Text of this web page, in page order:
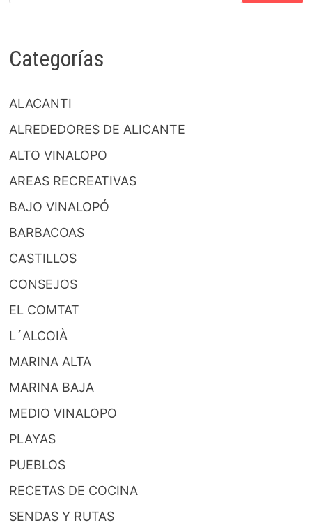
Categorías
ALACANTI
ALREDEDORES DE ALICANTE
ALTO VINALOPO
AREAS RECREATIVAS
BAJO VINALOPÓ
BARBACOAS
CASTILLOS
CONSEJOS
EL COMTAT
L´ALCOIÀ
MARINA ALTA
MARINA BAJA
MEDIO VINALOPO
PLAYAS
PUEBLOS
RECETAS DE COCINA
SENDAS Y RUTAS